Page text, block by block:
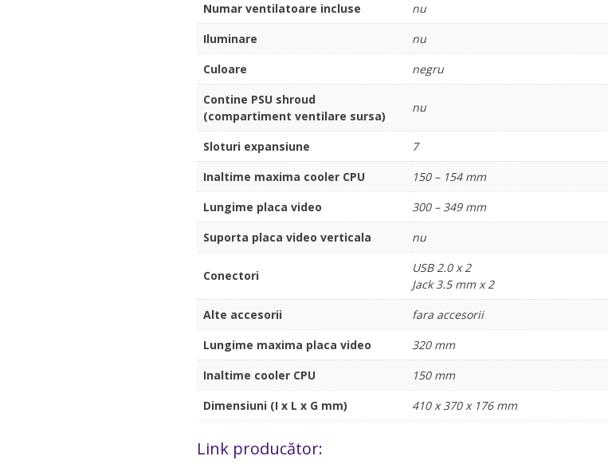
Numar ventilatoare incluse
nu
Iluminare
nu
Culoare
negru
Contine PSU shroud
(compartiment ventilare sursa)
nu
Sloturi expansiune
7
Inaltime maxima cooler CPU
150 – 154 mm
Lungime placa video
300 – 349 mm
Suporta placa video verticala
nu
Conectori
USB 2.0 x 2
Jack 3.5 mm x 2
Alte accesorii
fara accesorii
Lungime maxima placa video
320 mm
Inaltime cooler CPU
150 mm
Dimensiuni (I x L x G mm)
410 x 370 x 176 mm
Link producător: